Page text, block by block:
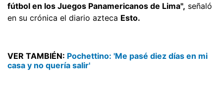
fútbol en los Juegos Panamericanos de Lima", señaló
en su crónica el diario azteca Esto.
VER TAMBIÉN: Pochettino: 'Me pasé diez días en mi
casa y no quería salir'